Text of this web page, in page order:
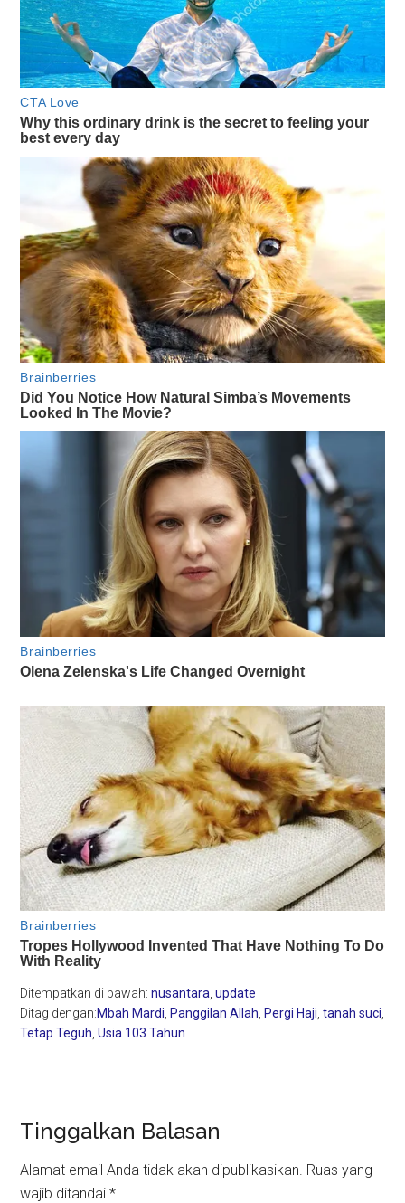
Ditempatkan di bawah:nusantara ,update
Ditag dengan:Mbah Mardi Panggilan Allah Pergi Haji ,tanah suci
Tetap Teguh ,Usia 103 Tahun
Reader
Interactions
Tinggalkan Balasan
Alamat email Anda tidak akan dipublikasikan. Ruas yang
wajib ditandai*